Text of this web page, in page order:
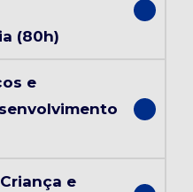
(80h)
e
e